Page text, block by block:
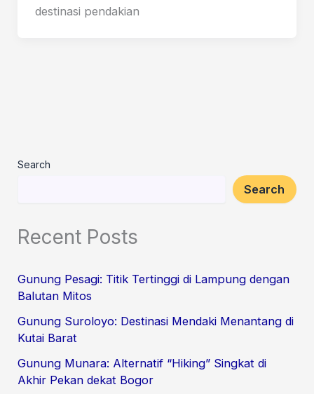
destinasi pendakian
Search
Search
Recent Posts
Gunung Pesagi: Titik Tertinggi di Lampung dengan
Balutan Mitos
Gunung Suroloyo: Destinasi Mendaki Menantang di
Kutai Barat
Gunung Munara: Alternatif “Hiking” Singkat di
Akhir Pekan dekat Bogor